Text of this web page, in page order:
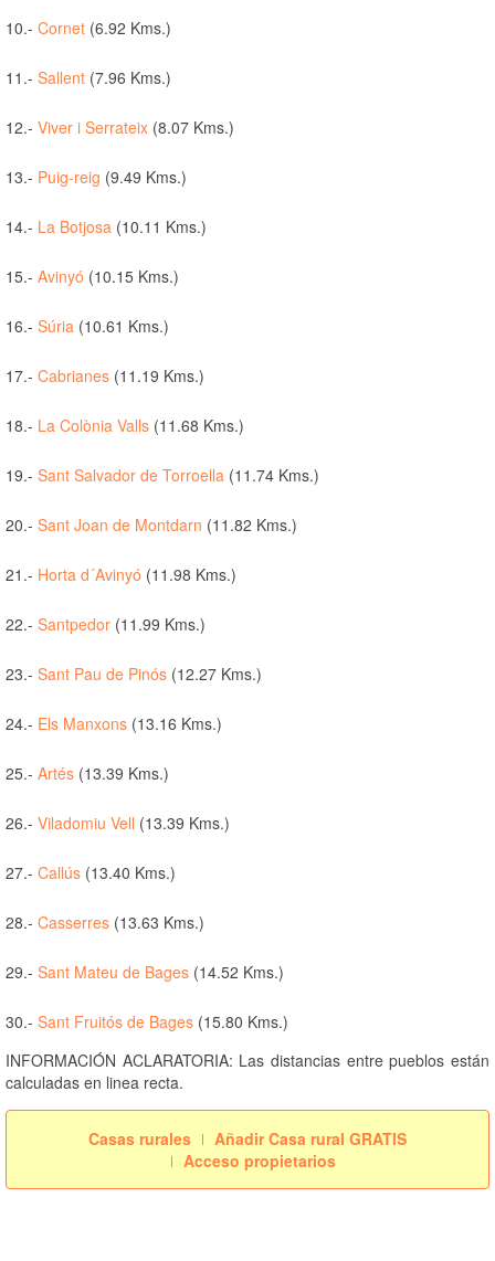
10.- Cornet (6.92 Kms.)
11.- Sallent (7.96 Kms.)
12.- Viver i Serrateix (8.07 Kms.)
13.- Puig-reig (9.49 Kms.)
14.- La Botjosa (10.11 Kms.)
15.- Avinyó (10.15 Kms.)
16.- Súria (10.61 Kms.)
17.- Cabrianes (11.19 Kms.)
18.- La Colònia Valls (11.68 Kms.)
19.- Sant Salvador de Torroella (11.74 Kms.)
20.- Sant Joan de Montdarn (11.82 Kms.)
21.- Horta d´Avinyó (11.98 Kms.)
22.- Santpedor (11.99 Kms.)
23.- Sant Pau de Pinós (12.27 Kms.)
24.- Els Manxons (13.16 Kms.)
25.- Artés (13.39 Kms.)
26.- Viladomiu Vell (13.39 Kms.)
27.- Callús (13.40 Kms.)
28.- Casserres (13.63 Kms.)
29.- Sant Mateu de Bages (14.52 Kms.)
30.- Sant Fruitós de Bages (15.80 Kms.)
INFORMACIÓN ACLARATORIA: Las distancias entre pueblos están
calculadas en linea recta.
Casas rurales
Añadir Casa rural GRATIS
Acceso propietarios